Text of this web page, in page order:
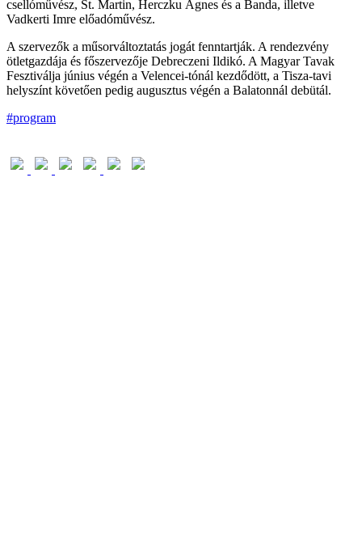
csellóművész, St. Martin, Herczku Ágnes és a Banda, illetve
Vadkerti Imre előadóművész.
A szervezők a műsorváltoztatás jogát fenntartják. A rendezvény
ötletgazdája és főszervezője Debreczeni Ildikó. A Magyar Tavak
Fesztiválja június végén a Velencei-tónál kezdődött, a Tisza-tavi
helyszínt követően pedig augusztus végén a Balatonnál debütál.
#program